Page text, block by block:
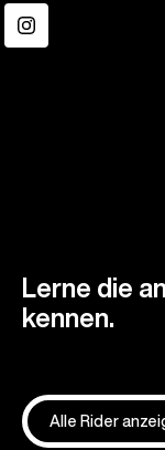
Instagram
Lerne die
kennen.
Alle Rider